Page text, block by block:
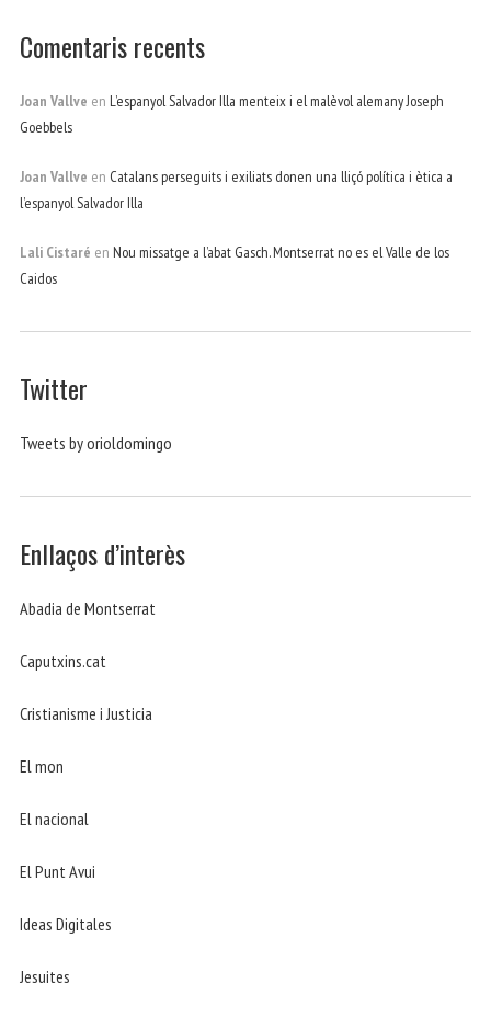
Comentaris recents
Joan Vallve en L’espanyol Salvador Illa menteix i el malèvol alemany Joseph
Goebbels
Joan Vallve en Catalans perseguits i exiliats donen una lliçó política i ètica a
l’espanyol Salvador Illa
Lali Cistaré en Nou missatge a l’abat Gasch. Montserrat no es el Valle de los
Caidos
Twitter
Tweets by orioldomingo
Enllaços d’interès
Abadia de Montserrat
Caputxins.cat
Cristianisme i Justicia
El mon
El nacional
El Punt Avui
Ideas Digitales
Jesuites